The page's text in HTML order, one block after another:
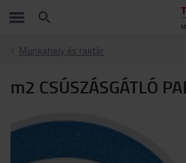
Munkahely és raktár
m2 CSÚSZÁSGÁTLÓ